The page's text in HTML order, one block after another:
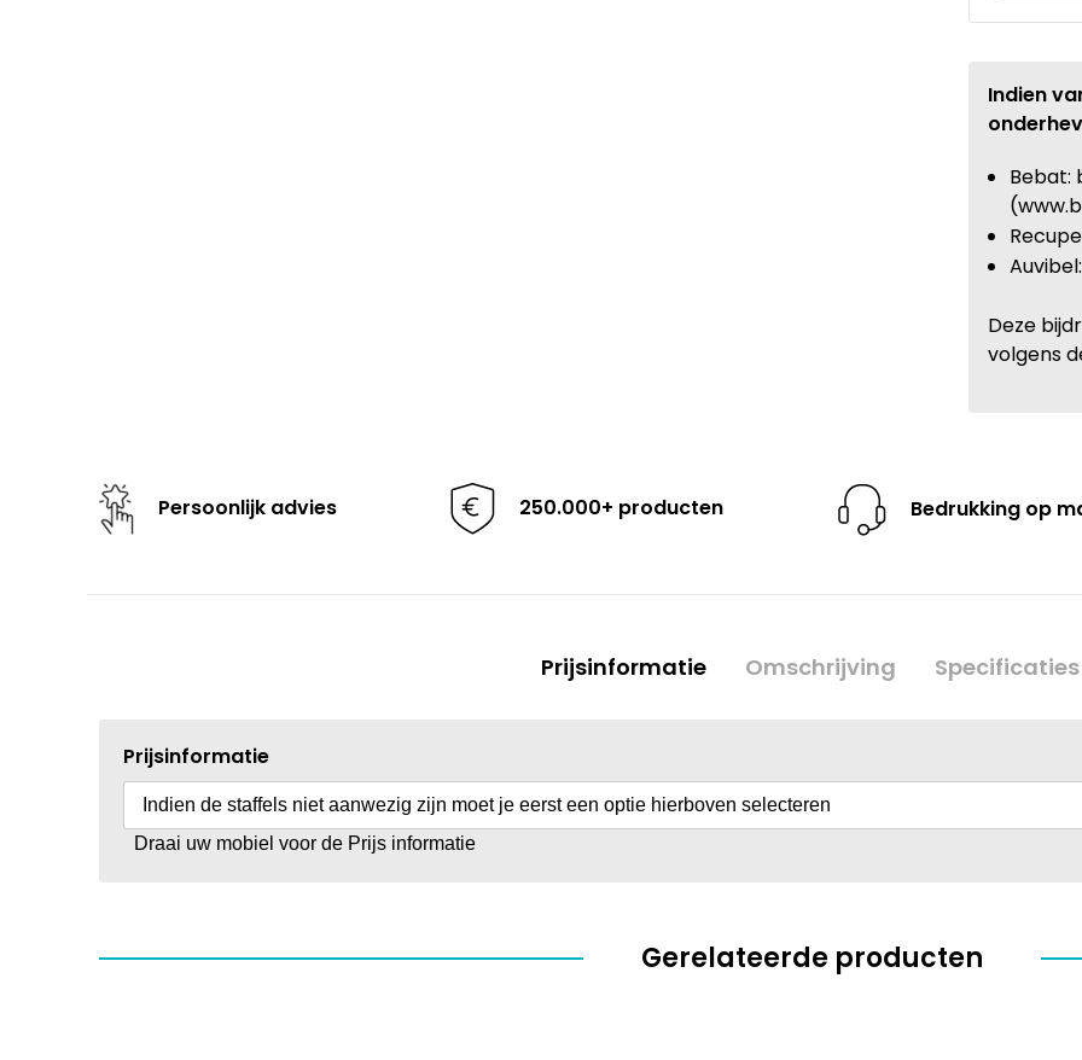
Indien
Bebat:
Deze
volgens
Persoonlijk advies 250.000+ producten Bedrukking op
Prijsinformatie Omschrijving Specificaties
Prijsinformatie
Indien de staffels niet aanwezig zijn moet je eerst een optie hierboven selecteren
Draai uw mobiel voor de Prijs informatie
Gerelateerde producten